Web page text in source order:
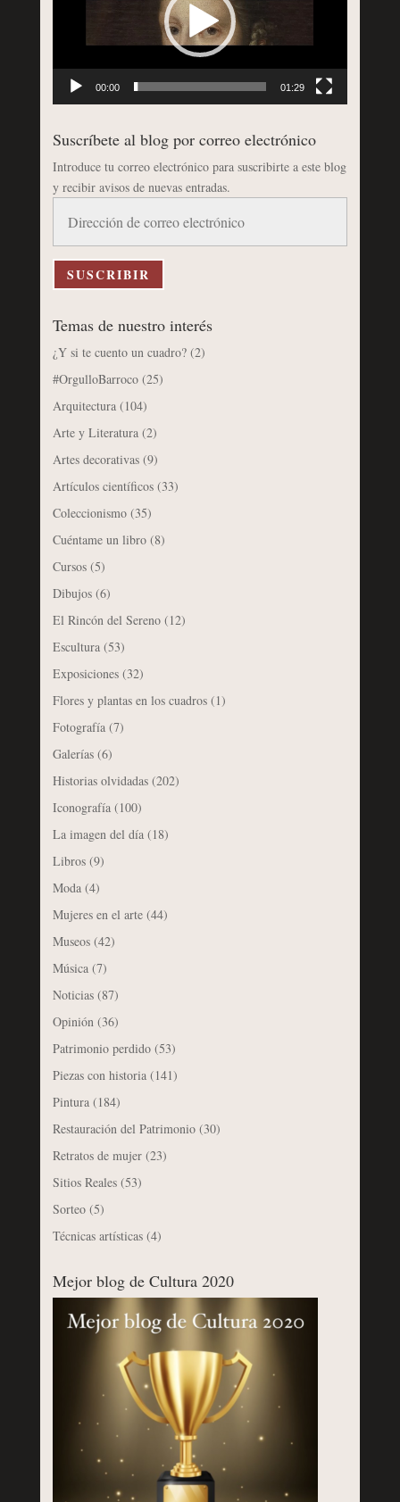
00:00 01:29
Suscríbete al blog por correo electrónico
Introduce tu correo electrónico para suscribirte a este blog
y recibir avisos de nuevas entradas.
correo
electrónico
SUSCRIBIR
Temas de nuestro interés
¿Y si te cuento un cuadro?(2)
#OrgulloBarroco(25)
Arquitectura(104)
Arte y Literatura(2)
Artes decorativas(9)
Artículos científicos(33)
Coleccionismo(35)
Cuéntame un libro(8)
Cursos(5)
Dibujos(6)
El Rincón del Sereno(12)
Escultura(53)
Exposiciones(32)
Flores y plantas en los cuadros(1)
Fotografía(7)
Galerías(6)
Historias olvidadas(202)
Iconografía(100)
La imagen del día(18)
Libros(9)
Moda(4)
Mujeres en el arte(44)
Museos(42)
Música(7)
Noticias(87)
Opinión(36)
Patrimonio perdido(53)
Piezas con historia(141)
Pintura(184)
Restauración del Patrimonio(30)
Retratos de mujer(23)
Sitios Reales(53)
Sorteo(5)
Técnicas artísticas(4)
Mejor blog de Cultura 2020